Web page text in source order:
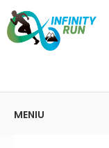
MENIU